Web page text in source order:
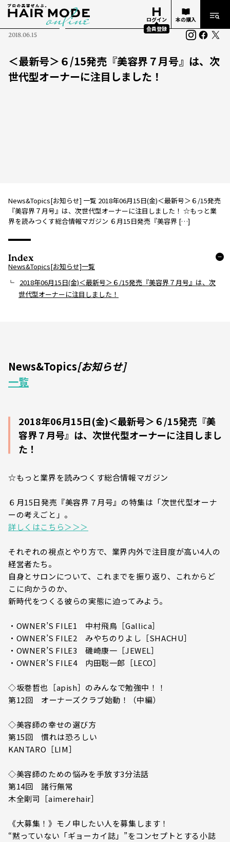
ログイン
会員登録
本の購入
2018.06.15
＜最新号＞６/15発売『美容界７月号』は、次
世代型オーナーに注目しました！
News&Topics[お知らせ] 一覧 2018年06月15日(金)＜最新号＞６/15発売
『美容界７月号』は、次世代型オーナーに注目しました！ ☆もっと業
界を読みつくす総合情報マガジン ６月15日発売『美容界 […]
Index
News&Topics[お知らせ]一覧
2018年06月15日(金)＜最新号＞６/15発売『美容界７月号』は、次
世代型オーナーに注目しました！
News&Topics[お知らせ]
一覧
2018年06月15日(金)＜最新号＞６/15発売『美
容界７月号』は、次世代型オーナーに注目しまし
た！
☆もっと業界を読みつくす総合情報マガジン
６月15日発売『美容界７月号』の特集は「次世代型オーナ
ーの考えごと」。
詳しくはこちら＞＞＞
それぞれの視点とやり方で、業界内外で注目度が高い4人の
経営者たち。
自身とサロンについて、これまでを振り返り、これからど
こに向かうのか、
新時代をつくる彼らの実態に迫ってみよう。
・OWNER’S FILE1 中村飛鳥［Gallica］
・OWNER’S FILE2 みやちのりよし［SHACHU］
・OWNER’S FILE3 磯崎康一［JEWEL］
・OWNER’S FILE4 内田聡一郎［LECO］
◇坂巻哲也［apish］のみんなで勉強中！！
第12回 オーナーズクラブ始動！（中編）
◇美容師の幸せの選び方
第15回 慣れは恐ろしい
KANTARO［LIM］
◇美容師のための悩みを手放す3分法話
第14回 諸行無常
木全剛司［aimerehair］
《大募集！》モノ申したい人を募集します！
“黙っていない「ギョーカイ誌」”をコンセプトとする小誌